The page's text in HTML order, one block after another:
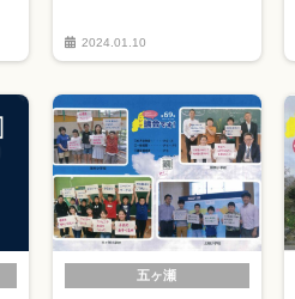
2024.01.10
五ヶ瀬